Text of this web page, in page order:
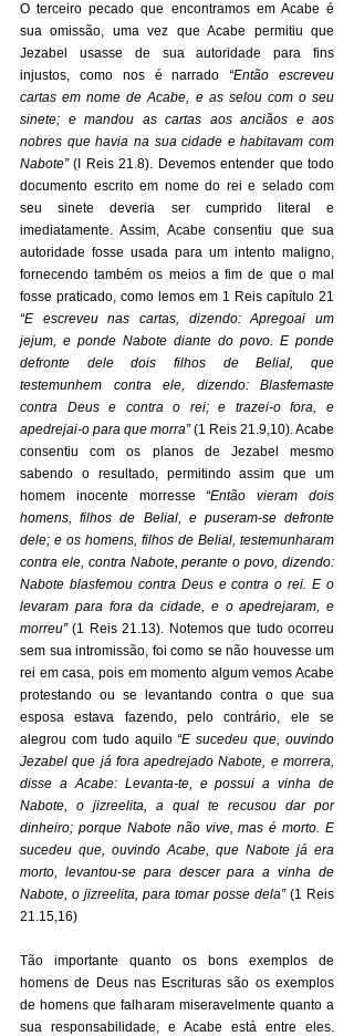
O terceiro pecado que encontramos em Acabe é
sua omissão, uma vez que Acabe permitiu que
Jezabel usasse de sua autoridade para fins
injustos, como nos é narrado “Então escreveu
cartas em nome de Acabe, e as selou com o seu
sinete; e mandou as cartas aos anciãos e aos
nobres que havia na sua cidade e habitavam com
Nabote” (I Reis 21.8). Devemos entender que todo
documento escrito em nome do rei e selado com
seu sinete deveria ser cumprido literal e
imediatamente. Assim, Acabe consentiu que sua
autoridade fosse usada para um intento maligno,
fornecendo também os meios a fim de que o mal
“E escreveu nas cartas, dizendo: Apregoai um
jejum, e ponde Nabote diante do povo. E ponde
defronte dele dois filhos de Belial, que
testemunhem contra ele, dizendo: Blasfemaste
contra Deus e contra o rei; e trazei-o fora, e
apedrejai-o para que morra” (1 Reis 21.9,10). Acabe
consentiu com os planos de Jezabel mesmo
sabendo o resultado, permitindo assim que um
homem inocente morresse “Então vieram dois
homens, filhos de Belial, e puseram-se defronte
dele; e os homens, filhos de Belial, testemunharam
contra ele, contra Nabote, perante o povo, dizendo:
Nabote blasfemou contra Deus e contra o rei. E o
levaram para fora da cidade, e o apedrejaram, e
morreu” (1 Reis 21.13). Notemos que tudo ocorreu
sem sua intromissão, foi como se não houvesse um
rei em casa, pois em momento algum vemos Acabe
protestando ou se levantando contra o que sua
esposa estava fazendo, pelo contrário, ele se
alegrou com tudo aquilo “E sucedeu que, ouvindo
Jezabel que já fora apedrejado Nabote, e morrera,
disse a Acabe: Levanta-te, e possui a vinha de
Nabote, o jizreelita, a qual te recusou dar por
dinheiro; porque Nabote não vive, mas é morto. E
sucedeu que, ouvindo Acabe, que Nabote já era
morto, levantou-se para descer para a vinha de
Nabote, o jizreelita, para tomar posse dela” (1 Reis
21.15,16)
Tão importante quanto os bons exemplos de
homens de Deus nas Escrituras são os exemplos
de homens que falharam miseravelmente quanto a
sua responsabilidade, e Acabe está entre eles.